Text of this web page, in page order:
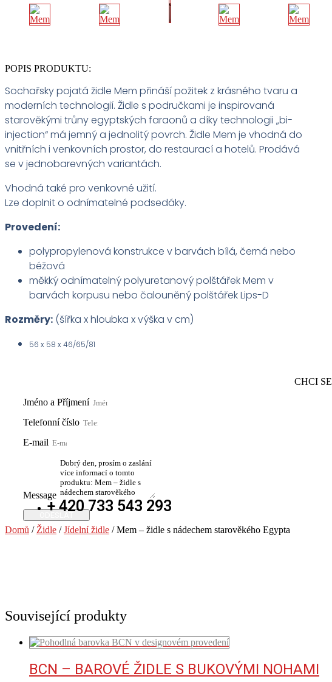
POPIS PRODUKTU:
Sochařsky pojatá židle Mem přináší požitek z krásného tvaru a
moderních technologií. Židle s područkami je inspirovaná
starověkými trůny egyptských faraonů a díky technologii „bi-
injection“ má jemný a jednolitý povrch. Židle Mem je vhodná do
vnitřních i venkovních prostor, do restaurací a hotelů. Prodává
se v jednobarevných variantách.
Vhodná také pro venkovné užití.
Lze doplnit o odnímatelné podsedáky.
Provedení:
polypropylenová konstrukce v barvách bílá, černá nebo
béžová
měkký odnímatelný polyuretanový polštářek Mem v
barvách korpusu nebo čalouněný polštářek Lips-D
Rozměry: (šířka x hloubka x výška v cm)
56 x 58 x 46/65/81
CHCI SE
Jméno a Příjmení
Telefonní číslo
E-mail
Message
+ 420 733 543 293
Domů / Židle /Jídelní židle / Mem – židle s nádechem starověkého Egypta
Související produkty
BCN – BAROVÉ ŽIDLE S BUKOVÝMI NOHAMI